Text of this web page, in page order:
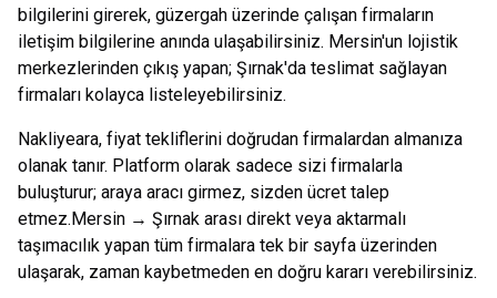
bilgilerini girerek, güzergah üzerinde çalışan firmaların
iletişim bilgilerine anında ulaşabilirsiniz. Mersin'un lojistik
merkezlerinden çıkış yapan; Şırnak'da teslimat sağlayan
firmaları kolayca listeleyebilirsiniz.
Nakliyeara, fiyat tekliflerini doğrudan firmalardan almanıza
olanak tanır. Platform olarak sadece sizi firmalarla
buluşturur; araya aracı girmez, sizden ücret talep
etmez.Mersin → Şırnak arası direkt veya aktarmalı
taşımacılık yapan tüm firmalara tek bir sayfa üzerinden
ulaşarak, zaman kaybetmeden en doğru kararı verebilirsiniz.